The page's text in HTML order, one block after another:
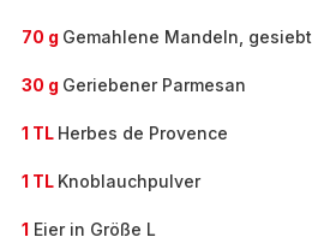
70 g Gemahlene Mandeln, gesiebt
30 g Geriebener Parmesan
1 TL Herbes de Provence
1 TL Knoblauchpulver
1 Eier in Größe L